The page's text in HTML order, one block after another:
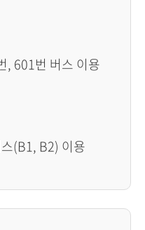
, 601번 버스 이용
(B1, B2) 이용